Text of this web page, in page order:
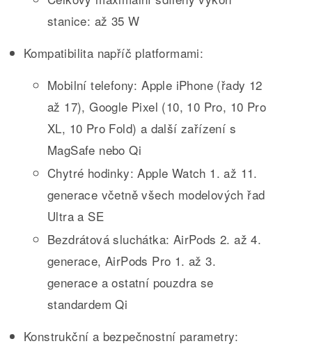
stanice: až 35 W
Kompatibilita napříč platformami:
Mobilní telefony: Apple iPhone (řady 12
až 17), Google Pixel (10, 10 Pro, 10 Pro
XL, 10 Pro Fold) a další zařízení s
MagSafe nebo Qi
Chytré hodinky: Apple Watch 1. až 11.
generace včetně všech modelových řad
Ultra a SE
Bezdrátová sluchátka: AirPods 2. až 4.
generace, AirPods Pro 1. až 3.
generace a ostatní pouzdra se
standardem Qi
Konstrukční a bezpečnostní parametry: